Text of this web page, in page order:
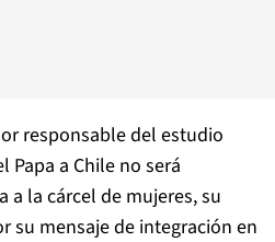
responsable del estudio
Papa a Chile no será
a la cárcel de mujeres, su
su mensaje de integración en